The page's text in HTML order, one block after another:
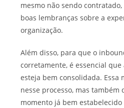
mesmo não sendo
boas lembranças sobre a
organização.
Além disso, para que o
corretamente, é essencial
esteja bem consolidada. Essa
nesse processo, mas também
momento já bem